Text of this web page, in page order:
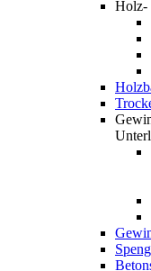
Holz-